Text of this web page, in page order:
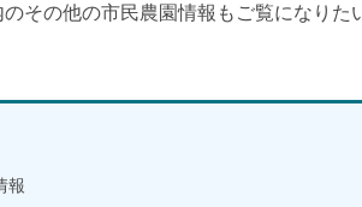
その他の市民農園情報もご覧になり
報